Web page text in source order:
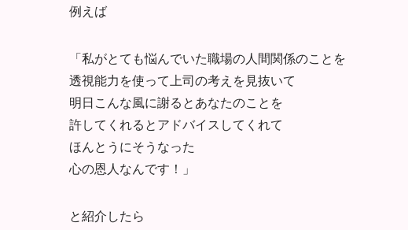
例えば
「私がとても悩んでいた職場の人間関係のことを
透視能力を使って上司の考えを見抜いて
明日こんな風に謝るとあなたのことを
許してくれるとアドバイスしてくれて
ほんとうにそうなった
心の恩人なんです！」
と紹介したら